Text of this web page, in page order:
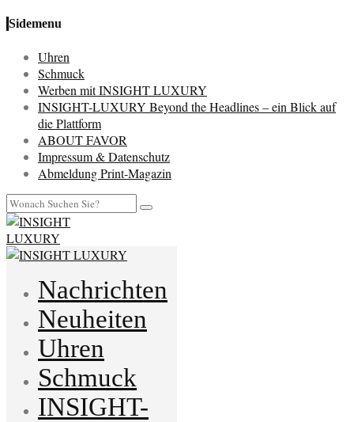
Sidemenu
Uhren
Schmuck
Werben mit INSIGHT LUXURY
INSIGHT-LUXURY Beyond the Headlines – ein Blick auf
die Plattform
ABOUT FAVOR
Impressum & Datenschutz
Abmeldung Print-Magazin
Nachrichten
Neuheiten
Uhren
Schmuck
INSIGHT-